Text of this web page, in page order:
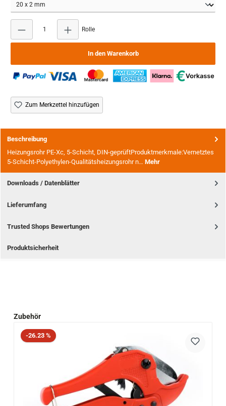
Rolle
In den Warenkorb
Zum Merkzettel hinzufügen
Beschreibung
Heizungsrohr PE-Xc, 5-Schicht, DIN-geprüftProduktmerkmale:Vernetztes
5-Schicht-Polyethylen-Qualitätsheizungsrohr n… Mehr
Downloads / Datenblätter
Lieferumfang
Trusted Shops Bewertungen
Produktsicherheit
Produktgalerie überspringen
Zubehör
Rabatt
-26.23 %